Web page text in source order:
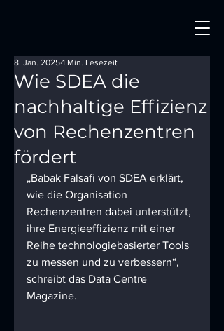
Wie SDEA die
nachhaltige Effizienz
von Rechenzentren
fördert
8. Jan. 2025 1 Min. Lesezeit
„Babak Falsafi von SDEA erklärt,
wie die Organisation
Rechenzentren dabei unterstützt,
ihre Energieeffizienz mit einer
Reihe technologiebasierter Tools
zu messen und zu verbessern“,
schreibt das Data Centre
Magazine.